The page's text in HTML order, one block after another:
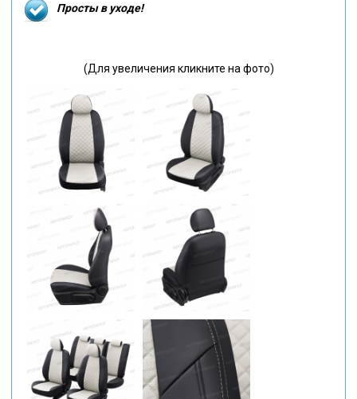
Просты в уходе!
(Для увеличения кликните на фото)